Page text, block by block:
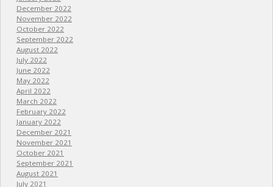
December 2022
November 2022
October 2022
September 2022
August 2022
July 2022
June 2022
May 2022
April 2022
March 2022
February 2022
January 2022
December 2021
November 2021
October 2021
September 2021
August 2021
July 2021